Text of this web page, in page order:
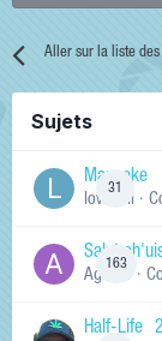
Aller sur la liste des
Sujets
31
Manneke
lowskill ·
163
Salut
Ag0Nie ·
Half-Life